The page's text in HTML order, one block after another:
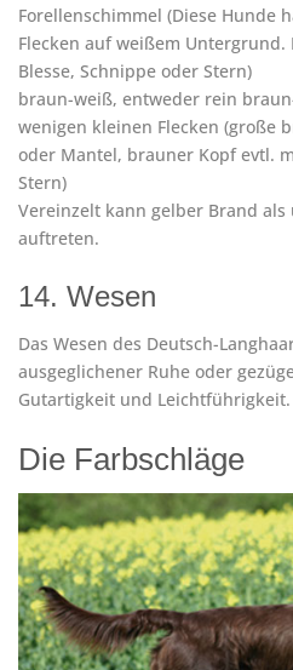
Forellenschimmel (Diese Hunde
Flecken auf weißem
Blesse, Schnippe oder Stern)
braun-weiß, entweder rein
wenigen kleinen Flecken (große
oder Mantel, brauner Kopf evtl.
Stern)
Vereinzelt kann gelber Brand
auftreten.
14. Wesen
Das Wesen des Deutsch-
ausgeglichener Ruhe oder
Gutartigkeit und Leichtführigkeit.
Die Farbschläge